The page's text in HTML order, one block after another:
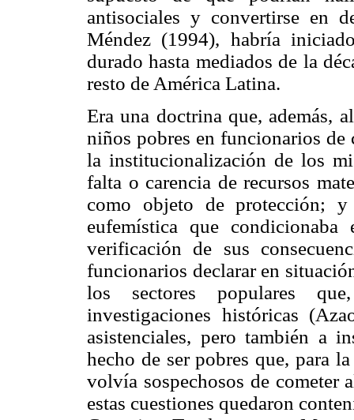
antisociales y convertirse en
Méndez (1994), habría
durado hasta mediados de la
resto de América Latina.
Era una doctrina que, además,
niños pobres en funcionarios
la institucionalización de los
falta o carencia de recursos
como objeto de protección;
eufemística que
verificación de sus
funcionarios declarar en
los sectores populares
investigaciones históricas
asistenciales, pero también a
hecho de ser pobres que, para
volvía sospechosos de cometer
estas cuestiones quedaron